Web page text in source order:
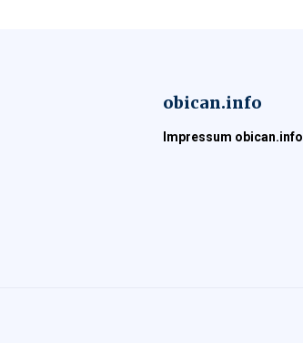
obican.info
Impressum obican.info